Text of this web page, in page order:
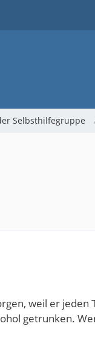
Selbsthilfegruppe
weil er jeden
getrunken.